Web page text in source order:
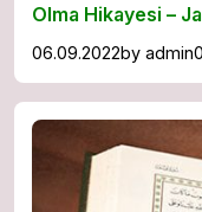
Olma Hikayesi –
06.09.2022by admin